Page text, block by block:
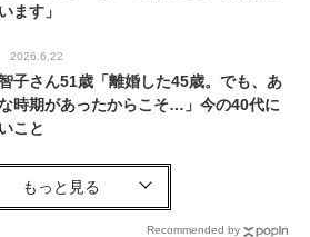
ます」
2026.6.22
子さん51歳「離婚した45歳。でも、あ
時期があったからこそ…」今の40代に
こと
コンサバ派】白Tシャツは「パール×ゴー
Recommended by